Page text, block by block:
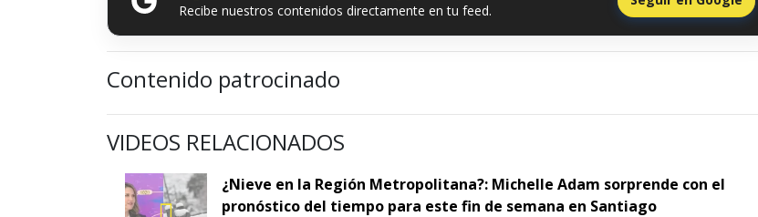
Recibe nuestros contenidos directamente en tu feed.
Contenido patrocinado
VIDEOS RELACIONADOS
¿Nieve en la Región Metropolitana?: Michelle Adam sorprende con el
pronóstico del tiempo para este fin de semana en Santiago